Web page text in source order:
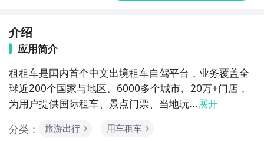
介绍
应用简介
租租车是国内首个中文出境租车自驾平台，业务覆盖全
球近200个国家与地区、6000多个城市、20万+门店，
为用户提供国际租车、景点门票、当地玩...展开
分类：
旅游出行 用车租车